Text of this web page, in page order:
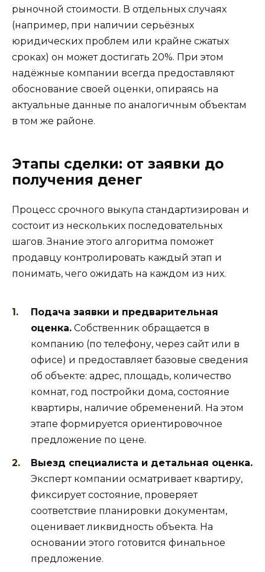
рыночной стоимости. В отдельных случаях
(например, при наличии серьёзных
юридических проблем или крайне сжатых
сроках) он может достигать 20%. При этом
надёжные компании всегда предоставляют
обоснование своей оценки, опираясь на
актуальные данные по аналогичным объектам
в том же районе.
Этапы сделки: от заявки до
получения денег
Процесс срочного выкупа стандартизирован и
состоит из нескольких последовательных
шагов. Знание этого алгоритма поможет
продавцу контролировать каждый этап и
понимать, чего ожидать на каждом из них.
Подача заявки и предварительная
оценка. Собственник обращается в
компанию (по телефону, через сайт или в
офисе) и предоставляет базовые сведения
об объекте: адрес, площадь, количество
комнат, год постройки дома, состояние
квартиры, наличие обременений. На этом
этапе формируется ориентировочное
предложение по цене.
Выезд специалиста и детальная оценка.
Эксперт компании осматривает квартиру,
фиксирует состояние, проверяет
соответствие планировки документам,
оценивает ликвидность объекта. На
основании этого готовится финальное
предложение.